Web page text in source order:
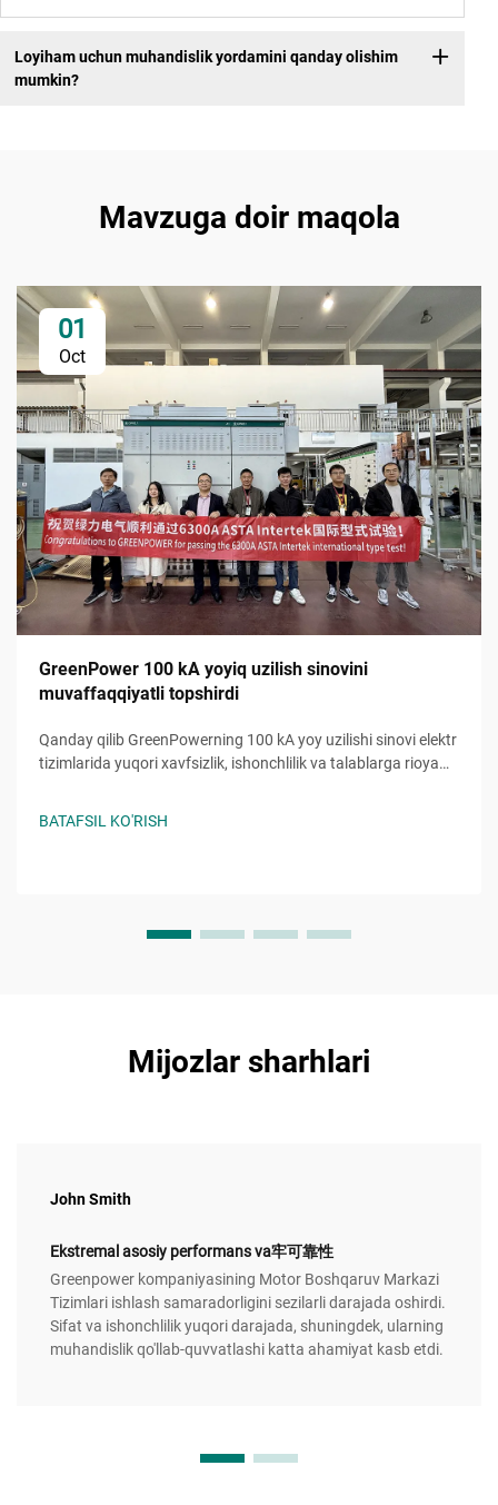
Loyiham uchun muhandislik yordamini qanday olishim
mumkin?
Mavzuga doir maqola
01
Oct
GreenPower 100 kA yoyiq uzilish sinovini
muvaffaqqiyatli topshirdi
Qanday qilib GreenPowerning 100 kA yoy uzilishi sinovi elektr
tizimlarida yuqori xavfsizlik, ishonchlilik va talablarga rioya
BATAFSIL KO'RISH
Mijozlar sharhlari
John Smith
Ekstremal asosiy performans va牢可靠性
Greenpower kompaniyasining Motor Boshqaruv Markazi
Tizimlari ishlash samaradorligini sezilarli darajada oshirdi.
Sifat va ishonchlilik yuqori darajada, shuningdek, ularning
muhandislik qo'llab-quvvatlashi katta ahamiyat kasb etdi.